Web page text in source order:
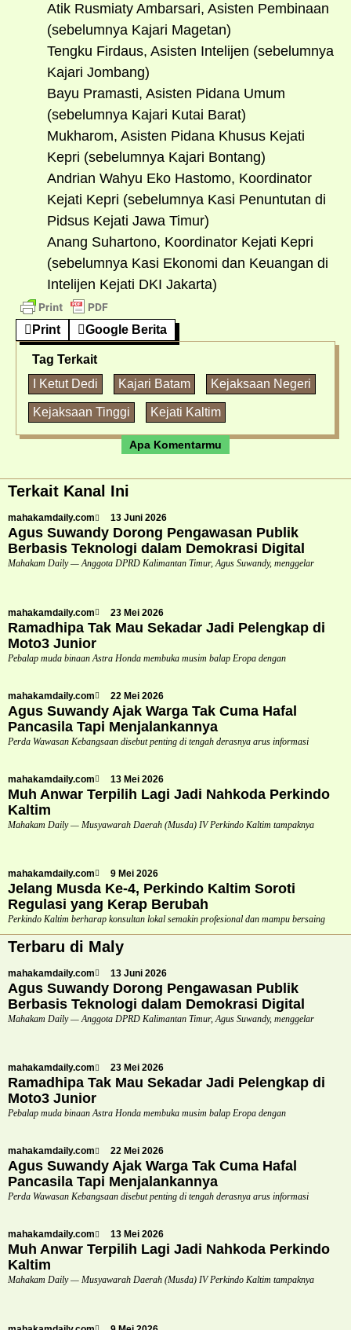
Atik Rusmiaty Ambarsari, Asisten Pembinaan
(sebelumnya Kajari Magetan)
Tengku Firdaus, Asisten Intelijen (sebelumnya
Kajari Jombang)
Bayu Pramasti, Asisten Pidana Umum
(sebelumnya Kajari Kutai Barat)
Mukharom, Asisten Pidana Khusus Kejati
Kepri (sebelumnya Kajari Bontang)
Andrian Wahyu Eko Hastomo, Koordinator
Kejati Kepri (sebelumnya Kasi Penuntutan di
Pidsus Kejati Jawa Timur)
Anang Suhartono, Koordinator Kejati Kepri
(sebelumnya Kasi Ekonomi dan Keuangan di
Intelijen Kejati DKI Jakarta)
Print Google Berita
Tag Terkait
I Ketut Dedi
Kajari Batam Kejaksaan Negeri
Kejaksaan Tinggi Kejati Kaltim
Apa Komentarmu
Terkait Kanal Ini
mahakamdaily.com 13 Juni 2026
Agus Suwandy Dorong Pengawasan Publik
Berbasis Teknologi dalam Demokrasi Digital
Mahakam Daily — Anggota DPRD Kalimantan Timur, Agus Suwandy, menggelar
mahakamdaily.com 23 Mei 2026
Ramadhipa Tak Mau Sekadar Jadi Pelengkap di
Moto3 Junior
Pebalap muda binaan Astra Honda membuka musim balap Eropa dengan
mahakamdaily.com 22 Mei 2026
Agus Suwandy Ajak Warga Tak Cuma Hafal
Pancasila Tapi Menjalankannya
Perda Wawasan Kebangsaan disebut penting di tengah derasnya arus informasi
mahakamdaily.com 13 Mei 2026
Muh Anwar Terpilih Lagi Jadi Nahkoda Perkindo
Kaltim
Mahakam Daily — Musyawarah Daerah (Musda) IV Perkindo Kaltim tampaknya
mahakamdaily.com 9 Mei 2026
Jelang Musda Ke-4, Perkindo Kaltim Soroti
Regulasi yang Kerap Berubah
Perkindo Kaltim berharap konsultan lokal semakin profesional dan mampu bersaing
Terbaru di Maly
mahakamdaily.com 13 Juni 2026
Agus Suwandy Dorong Pengawasan Publik
Berbasis Teknologi dalam Demokrasi Digital
Mahakam Daily — Anggota DPRD Kalimantan Timur, Agus Suwandy, menggelar
mahakamdaily.com 23 Mei 2026
Ramadhipa Tak Mau Sekadar Jadi Pelengkap di
Moto3 Junior
Pebalap muda binaan Astra Honda membuka musim balap Eropa dengan
mahakamdaily.com 22 Mei 2026
Agus Suwandy Ajak Warga Tak Cuma Hafal
Pancasila Tapi Menjalankannya
Perda Wawasan Kebangsaan disebut penting di tengah derasnya arus informasi
mahakamdaily.com 13 Mei 2026
Muh Anwar Terpilih Lagi Jadi Nahkoda Perkindo
Kaltim
Mahakam Daily — Musyawarah Daerah (Musda) IV Perkindo Kaltim tampaknya